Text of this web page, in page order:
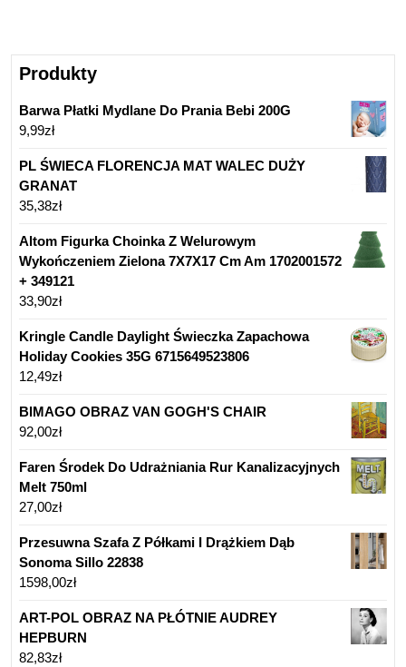
Produkty
Barwa Płatki Mydlane Do Prania Bebi 200G
9,99zł
PL ŚWIECA FLORENCJA MAT WALEC DUŻY
GRANAT
35,38zł
Altom Figurka Choinka Z Welurowym
Wykończeniem Zielona 7X7X17 Cm Am 1702001572
+ 349121
33,90zł
Kringle Candle Daylight Świeczka Zapachowa
Holiday Cookies 35G 6715649523806
12,49zł
BIMAGO OBRAZ VAN GOGH'S CHAIR
92,00zł
Faren Środek Do Udrażniania Rur Kanalizacyjnych
Melt 750ml
27,00zł
Przesuwna Szafa Z Półkami I Drążkiem Dąb
Sonoma Sillo 22838
1598,00zł
ART-POL OBRAZ NA PŁÓTNIE AUDREY
HEPBURN
82,83zł